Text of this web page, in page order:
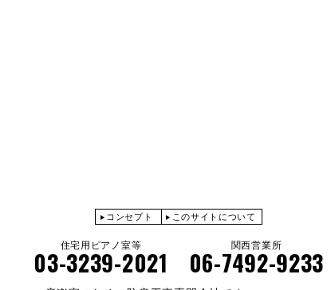
コンセプト このサイトについて
住宅用ピアノ室等
03-3239-2021
関西営業所
06-7492-9233